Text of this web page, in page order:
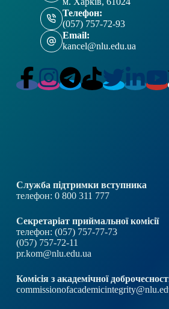
Телефон:
(057) 757-72-93
Email:
kancel@nlu.edu.ua
Служба підтримки вступника
телефон: 0 800 311 777
Секретаріат приймальної комісії
телефон: (057) 757-77-73
(057) 757-72-11
pr.kom@nlu.edu.ua
Комісія з академічної